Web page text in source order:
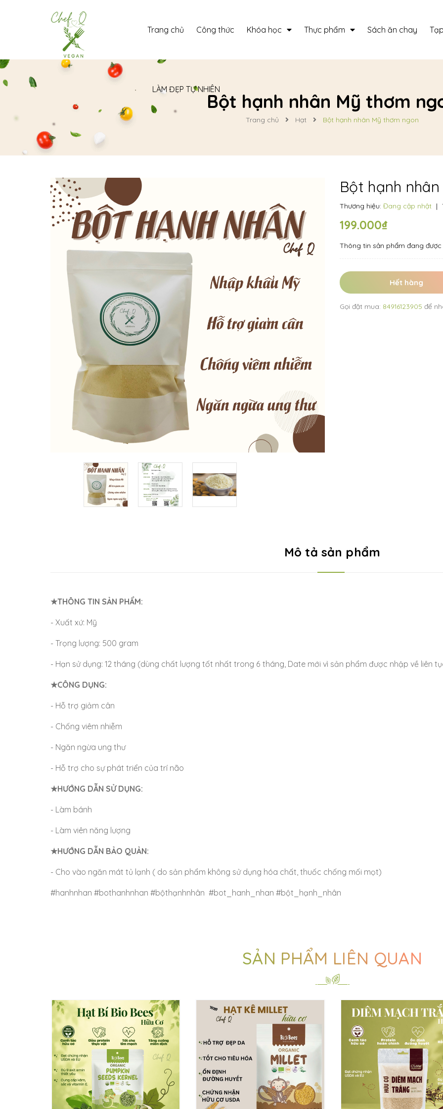
Trang chủ Công thức Khóa học Thực phẩm Sách ăn chay
LÀM ĐẸP TỰ NHIÊN
Bột hạnh nhân Mỹ thơm
Trang chủ Hạt Bột hạnh nhân Mỹ thơm ngon
Bột hạnh
Thương hiệu: Đang cập nhật |
199.000₫
Thông tin sản phẩm đang
Hết hàng
Gọi đặt mua: 84916123905 để
Mô tả sản phẩm
★THÔNG TIN SẢN PHẨM:
- Xuất xứ: Mỹ
- Trọng lượng: 500 gram
- Hạn sử dụng: 12 tháng (dùng chất lượng tốt nhất trong 6 tháng, Date mới vì sản phẩm được nhập về liên
★CÔNG DỤNG:
- Hỗ trợ giảm cân
- Chống viêm nhiễm
- Ngăn ngừa ung thư
- Hỗ trợ cho sự phát triển của trí não
★HƯỚNG DẪN SỬ DỤNG:
- Làm bánh
- Làm viên năng lượng
★HƯỚNG DẪN BẢO QUẢN:
- Cho vào ngăn mát tủ lạnh ( do sản phẩm không sử dụng hóa chất, thuốc chống mối mọt)
#hanhnhan #bothanhnhan #bộthạnhnhân #bot_hanh_nhan #bột_hạnh_nhân
SẢN PHẨM LIÊN QUAN